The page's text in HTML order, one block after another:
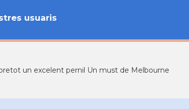
usuaris
un excelent pernil Un must de Melbourne